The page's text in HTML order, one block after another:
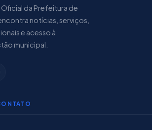
da Prefeitura de
notícias, serviços,
e acesso à
municipal.